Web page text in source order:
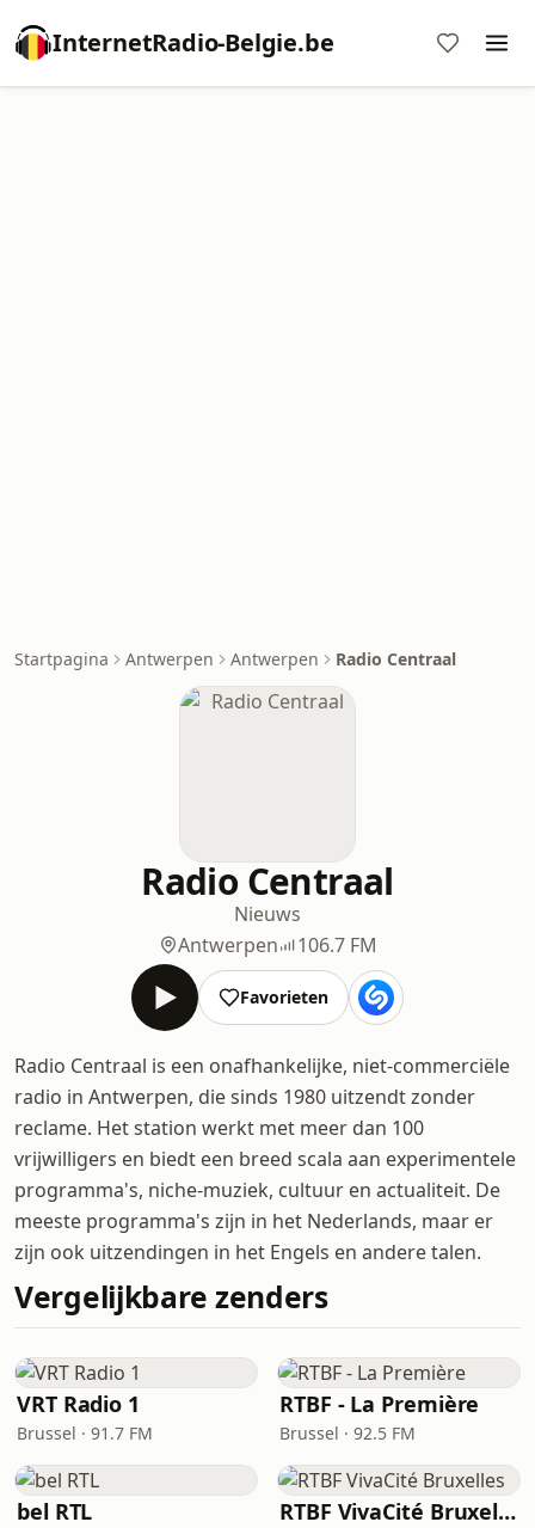
InternetRadio-Belgie.be
Startpagina Antwerpen Antwerpen Radio Centraal
Radio Centraal
Nieuws
Antwerpen
106.7 FM
Favorieten
Radio Centraal is een onafhankelijke, niet-commerciële
radio in Antwerpen, die sinds 1980 uitzendt zonder
reclame. Het station werkt met meer dan 100
vrijwilligers en biedt een breed scala aan experimentele
programma's, niche-muziek, cultuur en actualiteit. De
meeste programma's zijn in het Nederlands, maar er
zijn ook uitzendingen in het Engels en andere talen.
Vergelijkbare zenders
VRT Radio 1
Brussel · 91.7 FM
RTBF - La Première
Brussel · 92.5 FM
bel RTL RTBF VivaCité Bruxelles